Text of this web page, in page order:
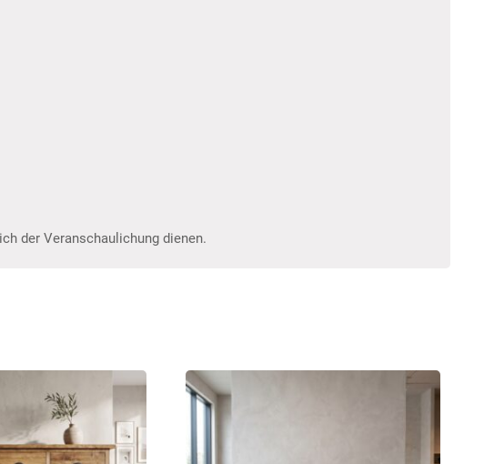
der Veranschaulichung dienen.